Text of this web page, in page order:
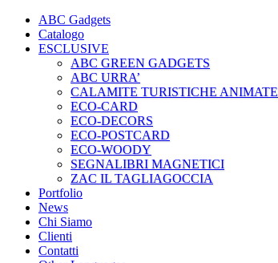
ABC Gadgets
Catalogo
ESCLUSIVE
ABC GREEN GADGETS
ABC URRA’
CALAMITE TURISTICHE ANIMATE
ECO-CARD
ECO-DECORS
ECO-POSTCARD
ECO-WOODY
SEGNALIBRI MAGNETICI
ZAC IL TAGLIAGOCCIA
Portfolio
News
Chi Siamo
Clienti
Contatti